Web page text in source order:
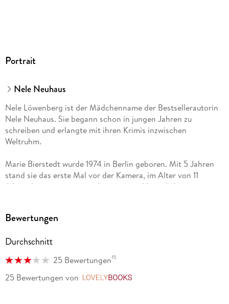
Portrait
Nele Neuhaus
Nele Löwenberg ist der Mädchenname der Bestsellerautorin
Nele Neuhaus. Sie begann schon in jungen Jahren zu
schreiben und erlangte mit ihren Krimis inzwischen
Weltruhm.
Marie Bierstedt wurde 1974 in Berlin geboren. Mit 5 Jahren
stand sie das erste Mal vor der Kamera, im Alter von 11
Jahren begann sie zu synchronisieren. Heute leiht sie
Hörspielsprecherin mit dem Ohrkanus ausgezeichnet.
Bewertungen
Durchschnitt
25 Bewertungen15
25 Bewertungen von